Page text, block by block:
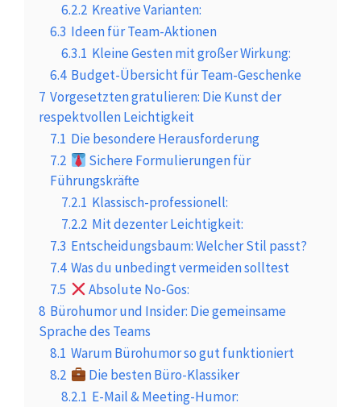
6.2.2 Kreative Varianten:
6.3 Ideen für Team-Aktionen
6.3.1 Kleine Gesten mit großer Wirkung:
6.4 Budget-Übersicht für Team-Geschenke
7 Vorgesetzten gratulieren: Die Kunst der
respektvollen Leichtigkeit
7.1 Die besondere Herausforderung
7.2
Sichere Formulierungen für
Führungskräfte
7.2.1 Klassisch-professionell:
7.2.2 Mit dezenter Leichtigkeit:
7.3 Entscheidungsbaum: Welcher Stil passt?
7.4 Was du unbedingt vermeiden solltest
7.5
Absolute No-Gos:
8 Bürohumor und Insider: Die gemeinsame
Sprache des Teams
8.1 Warum Bürohumor so gut funktioniert
8.2
Die besten Büro-Klassiker
8.2.1 E-Mail & Meeting-Humor: